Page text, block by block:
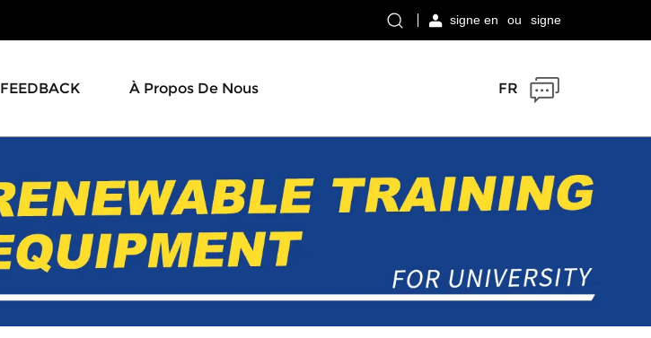
signe en ou signe
FEEDBACK À Propos De Nous FR